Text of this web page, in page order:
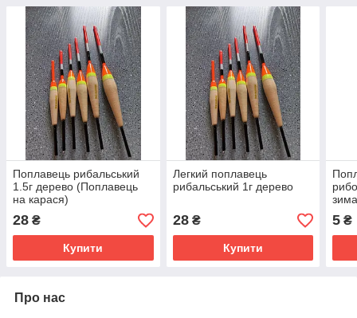
Поплавець рибальський
1.5г дерево (Поплавець
на карася)
28 ₴
Купити
Легкий поплавець
рибальський 1г дерево
28₴
Купити
5 ₴
Про нас